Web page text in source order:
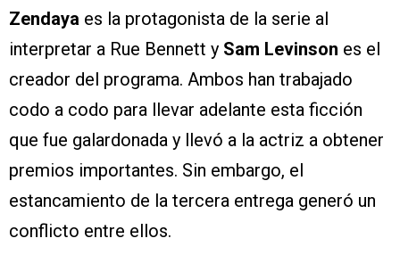
Zendaya es la protagonista de la serie al
interpretar a Rue Bennett y Sam Levinson es el
creador del programa. Ambos han trabajado
codo a codo para llevar adelante esta ficción
que fue galardonada y llevó a la actriz a obtener
premios importantes. Sin embargo, el
estancamiento de la tercera entrega generó un
conflicto entre ellos.